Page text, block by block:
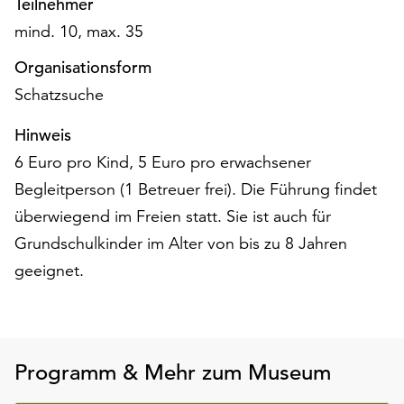
am
Ende
Seite
die
„Cookie-
Einstellungen“
zur
Verfügung.
Funktionale
Cookies
auch
weiterhin
ausgeführt.
mind. 10, max. 35
Organisationsform
Schatzsuche
Hinweis
6 Euro pro Kind, 5 Euro pro erwachsener
Begleitperson (1 Betreuer frei). Die Führung findet
überwiegend im Freien statt. Sie ist auch für
Grundschulkinder im Alter von bis zu 8 Jahren
geeignet.
Programm & Mehr zum Museum